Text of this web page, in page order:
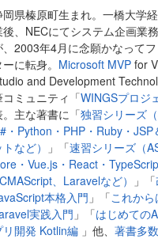
岡県榛原町生まれ。一橋大学
後、NECにてシステム企画業
、2003年4月に念願かなって
ーに転身。 Microsoft MVP for
and Development
コミュニティ「WINGSプロジ
。主な著書に「独習シリーズ
・Python・PHP・Ruby・JSP
トなど）
」「速習シリーズ（
・Vue.js・React・
、Laravelなど）
」「
本格入門 」「これか
実践入門 」「はじめての
リ開発 Kotlin編 」他、 著書多数